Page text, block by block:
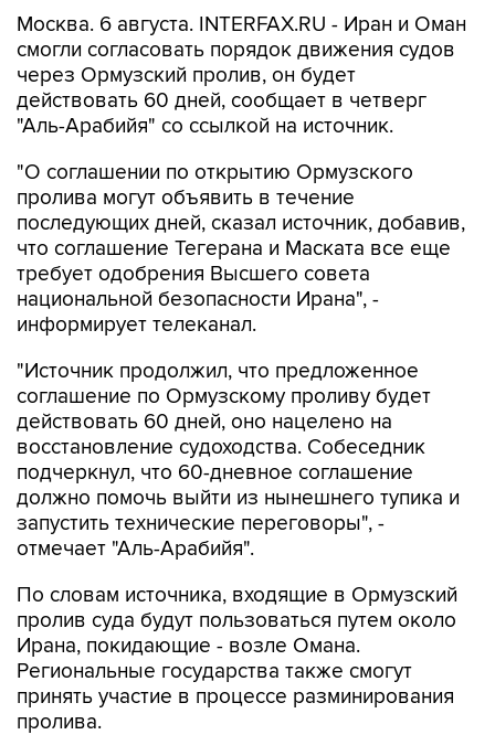
Москва. 6 августа. INTERFAX.RU - Иран и Оман
смогли согласовать порядок движения судов
через Ормузский пролив, он будет
действовать 60 дней, сообщает в четверг
"Аль-Арабийя" со ссылкой на источник.
"О соглашении по открытию Ормузского
пролива могут объявить в течение
последующих дней, сказал источник, добавив,
что соглашение Тегерана и Маската все еще
требует одобрения Высшего совета
национальной безопасности Ирана", -
информирует телеканал.
"Источник продолжил, что предложенное
соглашение по Ормузскому проливу будет
действовать 60 дней, оно нацелено на
восстановление судоходства. Собеседник
подчеркнул, что 60-дневное соглашение
должно помочь выйти из нынешнего тупика и
запустить технические переговоры", -
отмечает "Аль-Арабийя".
По словам источника, входящие в Ормузский
пролив суда будут пользоваться путем около
Ирана, покидающие - возле Омана.
Региональные государства также смогут
принять участие в процессе разминирования
пролива.